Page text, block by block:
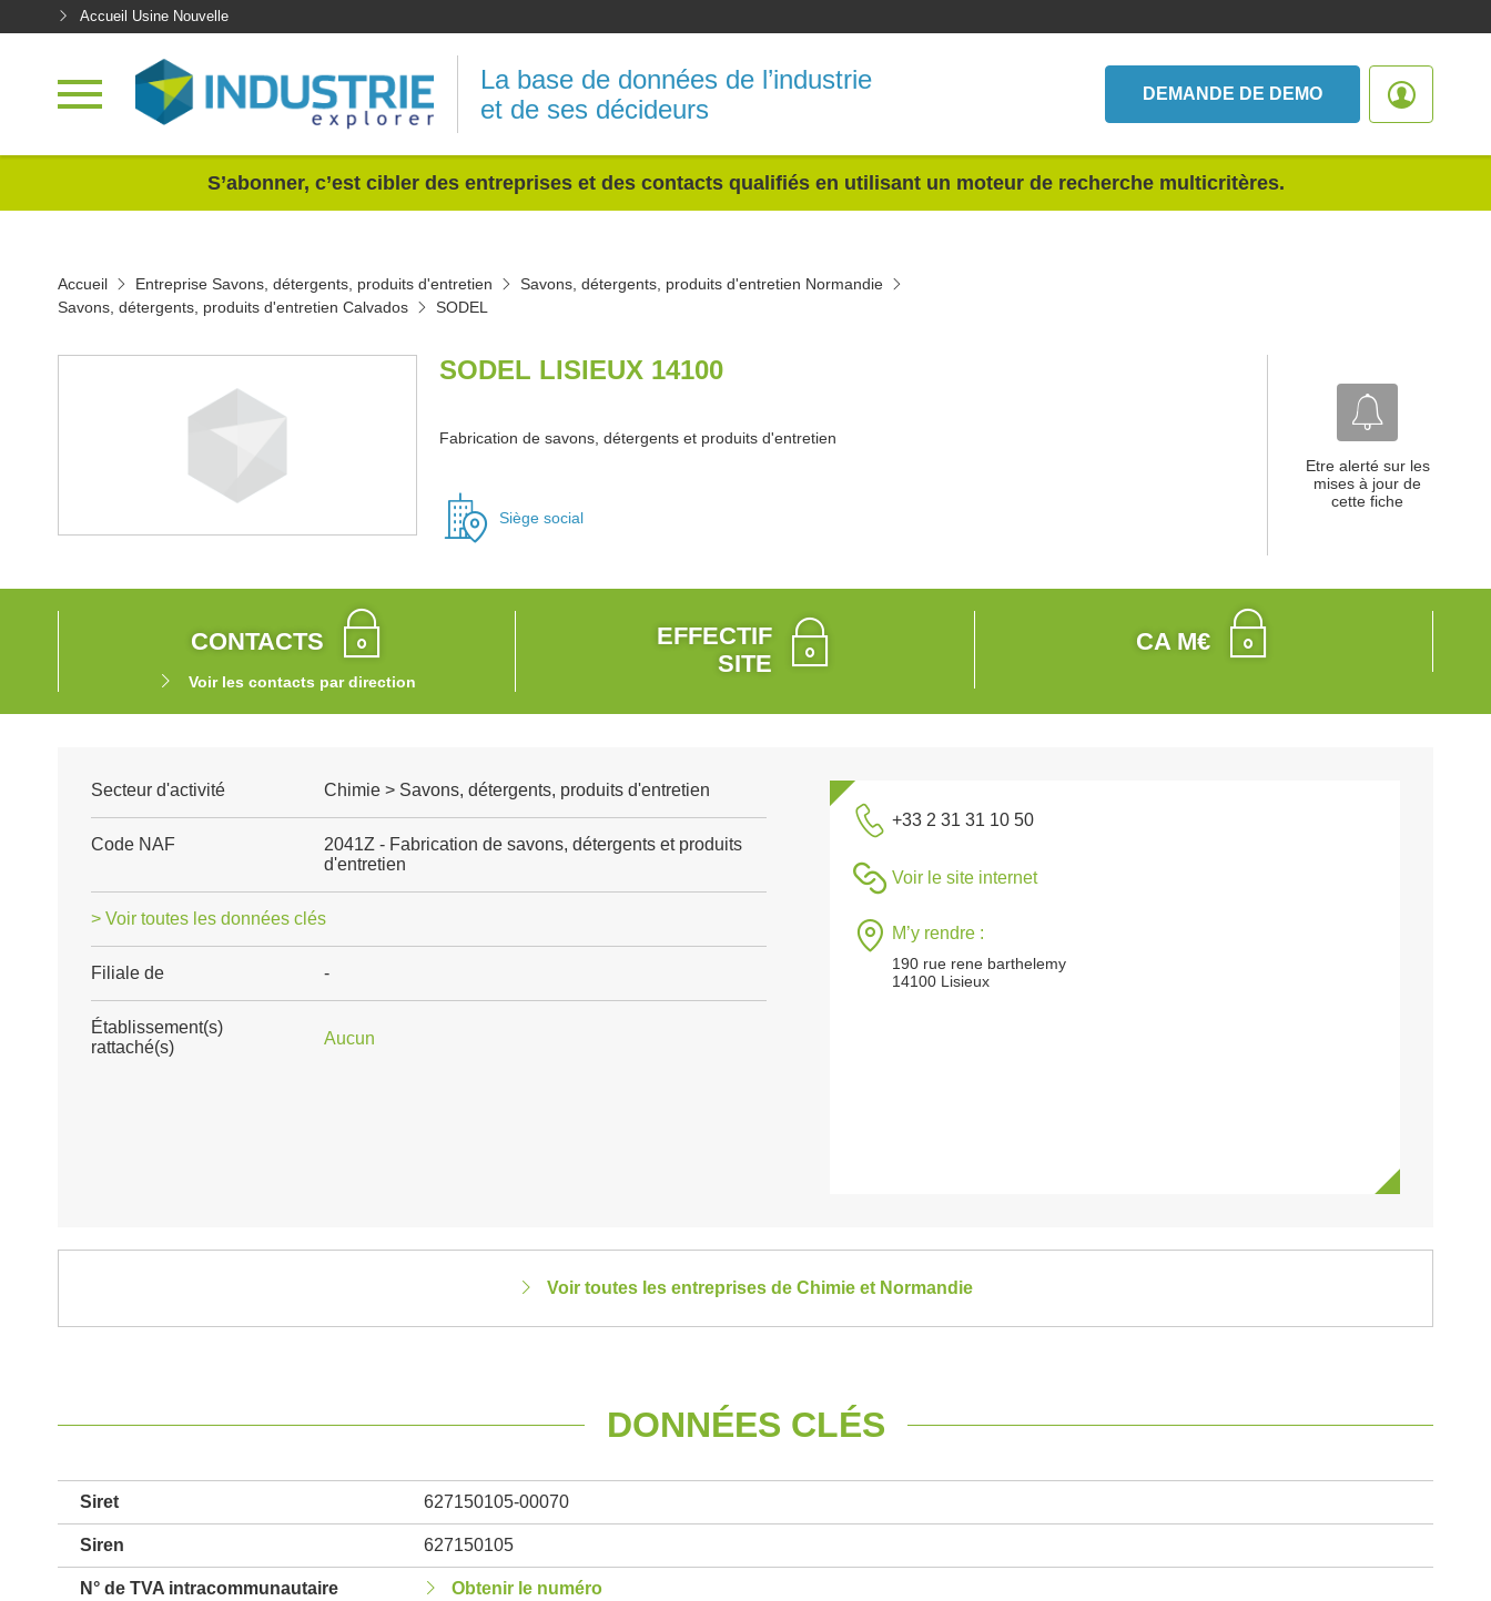
Accueil Usine Nouvelle
La base de données de l’industrie
et de ses décideurs
DEMANDE DE DEMO
S’abonner, c’est cibler des entreprises et des contacts qualifiés en utilisant un moteur de recherche multicritères.
Accueil Entreprise Savons, détergents, produits d'entretien
Savons, détergents, produits d'entretien Normandie
Savons, détergents, produits d'entretien Calvados
SODEL
SODEL LISIEUX 14100
Fabrication de savons, détergents et produits d'entretien
Siège social
Etre alerté sur les
mises à jour de
cette fiche
CONTACTS
Voir les contacts par direction
EFFECTIF
SITE
CA M€
Secteur d'activité Chimie > Savons, détergents, produits d'entretien
Code NAF
2041Z - Fabrication de savons, détergents et produits
d'entretien
> Voir toutes les données clés
Filiale de -
Établissement(s)
rattaché(s)
Aucun
+33 2 31 31 10 50
Voir le site internet
M’y rendre :
190 rue rene barthelemy
14100 Lisieux
Voir toutes les entreprises de Chimie et Normandie
DONNÉES CLÉS
Siret 627150105-00070
Siren 627150105
N° de TVA intracommunautaire Obtenir le numéro